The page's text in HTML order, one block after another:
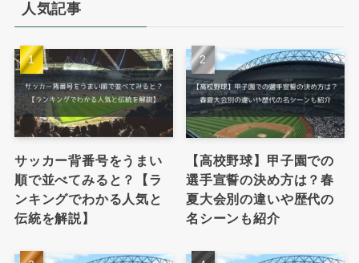
人気記事
サッカー背番号をうまい
順で並べてみると？【ラ
ンキングでわかる人気と
伝統を解説】
【高校野球】甲子園での
選手宣誓の決め方は？春
夏大会別の違いや歴代の
名シーンも紹介